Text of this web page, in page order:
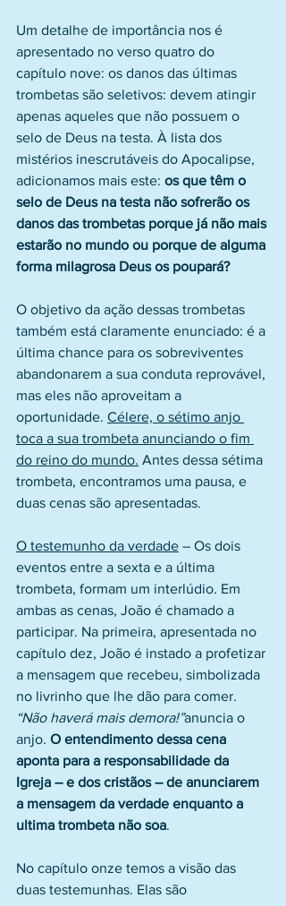
Um detalhe de importância nos é
apresentado no verso quatro do
capítulo nove: os danos das últimas
trombetas são seletivos: devem atingir
apenas aqueles que não possuem o
selo de Deus na testa. À lista dos
mistérios inescrutáveis do Apocalipse,
adicionamos mais este: os que têm o
selo de Deus na testa não sofrerão os
danos das trombetas porque já não mais
estarão no mundo ou porque de alguma
forma milagrosa Deus os poupará?
O objetivo da ação dessas trombetas
também está claramente enunciado: é a
última chance para os sobreviventes
abandonarem a sua conduta reprovável,
mas eles não aproveitam a
oportunidade. Célere, o sétimo anjo
toca a sua trombeta anunciando o fim
do reino do mundo. Antes dessa sétima
trombeta, encontramos uma pausa, e
duas cenas são apresentadas.
O testemunho da verdade – Os dois
eventos entre a sexta e a última
trombeta, formam um interlúdio. Em
ambas as cenas, João é chamado a
participar. Na primeira, apresentada no
capítulo dez, João é instado a profetizar
a mensagem que recebeu, simbolizada
no livrinho que lhe dão para comer.
“Não haverá mais demora!”anuncia o
anjo. O entendimento dessa cena
aponta para a responsabilidade da
Igreja – e dos cristãos – de anunciarem
a mensagem da verdade enquanto a
ultima trombeta não soa.
No capítulo onze temos a visão das
duas testemunhas. Elas são